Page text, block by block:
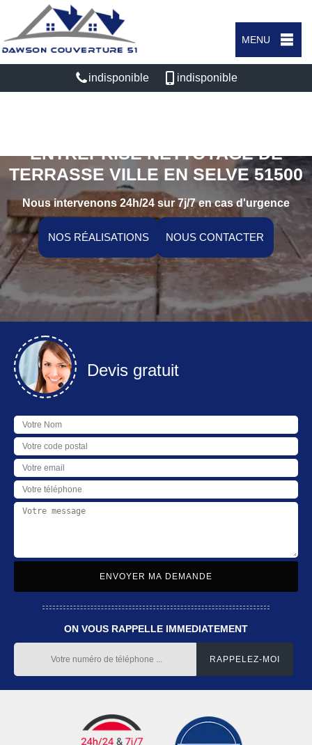
MENU
indisponible indisponible
ENTREPRISE NETTOYAGE DE
TERRASSE VILLE EN SELVE 51500
Nous intervenons 24h/24 sur 7j/7 en cas d'urgence
NOS RÉALISATIONS NOUS CONTACTER
Devis gratuit
ON VOUS RAPPELLE IMMEDIATEMENT